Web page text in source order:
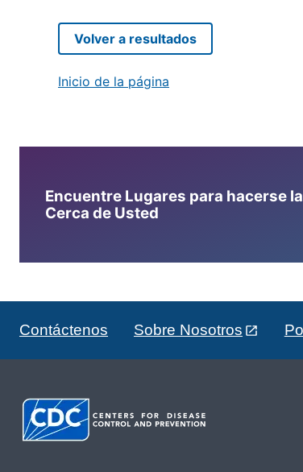
Volver a resultados
Inicio de la página
Encuentre Lugares para hacerse
Cerca de Usted
Contáctenos Sobre Nosotros